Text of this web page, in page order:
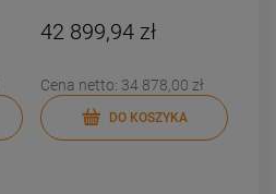
42 899,94 zł
Cena netto: 34 878,00 zł
DO KOSZYKA